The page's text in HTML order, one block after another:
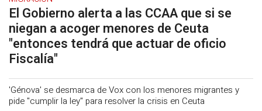
El Gobierno alerta a las CCAA que si se
niegan a acoger menores de Ceuta
"entonces tendrá que actuar de oficio
Fiscalía"
'Génova' se desmarca de Vox con los menores migrantes y
pide "cumplir la ley" para resolver la crisis en Ceuta